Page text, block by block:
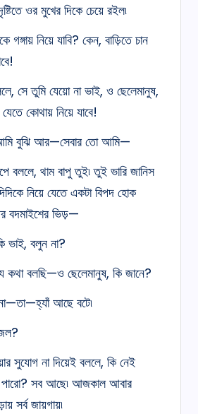
ওর মুখের দিকে চেয়ে রইল৷
গঙ্গায় নিয়ে যাবি? কেন, বাড়িতে চান
সে তুমি যেয়ো না ভাই, ও ছেলেমানুষ,
কোথায় নিয়ে যাবে!
বুঝি আর—সেবার তো আমি—
বললে, থাম বাপু তুই৷ তুই ভারি জানিস
নিয়ে যেতে একটা বিপদ হোক
বদমাইশের ভিড়—
ভাই, বলুন না?
বলছি—ও ছেলেমানুষ, কি জানে?
আছে বটে৷
সুযোগ না দিয়েই বললে, কি নেই
পারো? সব আছে৷ আজকাল আবার
সর্ব জায়গায়৷